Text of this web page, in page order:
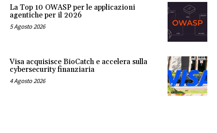
La Top 10 OWASP per le applicazioni
agentiche per il 2026
5 Agosto 2026
Visa acquisisce BioCatch e accelera sulla
cybersecurity finanziaria
4 Agosto 2026